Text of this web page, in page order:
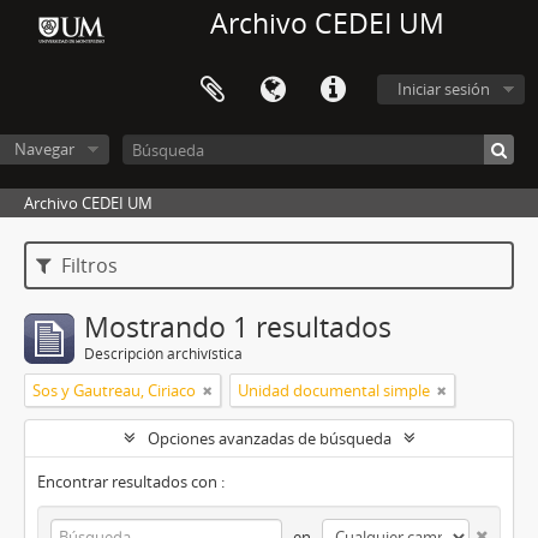
Archivo CEDEI UM
Iniciar sesión
Navegar
Archivo CEDEI UM
Filtros
Mostrando 1 resultados
Descripción archivística
Sos y Gautreau, Ciriaco Unidad documental simple
Opciones avanzadas de búsqueda
Encontrar resultados con :